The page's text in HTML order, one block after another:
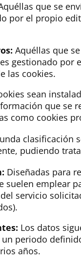
que se
por el propio
Aquéllas que
gestionado por
las cookies.
sean
que se
como cookies
clasificación
pudiendo
Diseñadas para
suelen emplear
servicio
Los datos
periodo
años.